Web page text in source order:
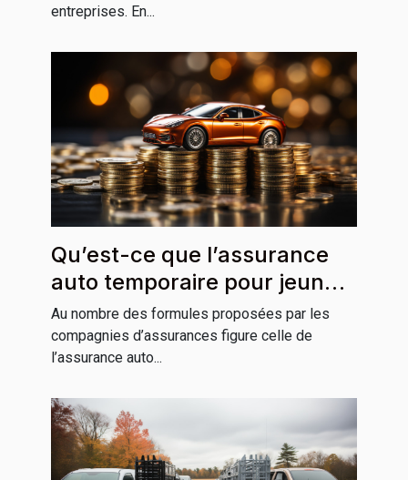
entreprises. En...
Qu’est-ce que l’assurance
auto temporaire pour jeune
conducteur ?
Au nombre des formules proposées par les
compagnies d’assurances figure celle de
l’assurance auto...